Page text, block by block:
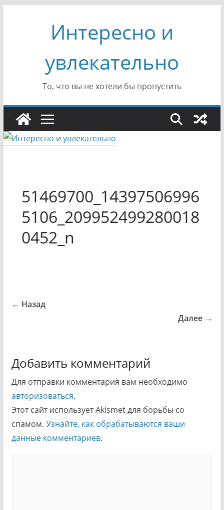
содержимомуИнтересно и
увлекательно
То, что вы не хотели бы пропустить
51469700_14397506996
5106_209952499280018
0452_n
← Назад
Далее →
Добавить комментарий
Для отправки комментария вам необходимо
авторизоваться.
Этот сайт использует Akismet для борьбы со
спамом. Узнайте, как обрабатываются ваши
данные комментариев.